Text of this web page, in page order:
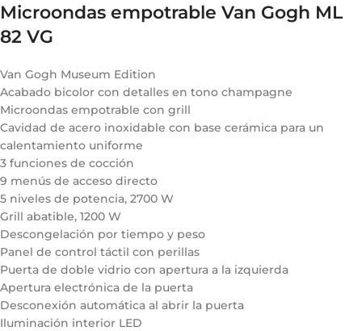
Microondas empotrable Van Gogh ML
82 VG
Van Gogh Museum Edition
Acabado bicolor con detalles en tono champagne
Microondas empotrable con grill
Cavidad de acero inoxidable con base cerámica para un
calentamiento uniforme
3 funciones de cocción
9 menús de acceso directo
5 niveles de potencia, 2700 W
Grill abatible, 1200 W
Descongelación por tiempo y peso
Panel de control táctil con perillas
Puerta de doble vidrio con apertura a la izquierda
Apertura electrónica de la puerta
Desconexión automática al abrir la puerta
Iluminación interior LED